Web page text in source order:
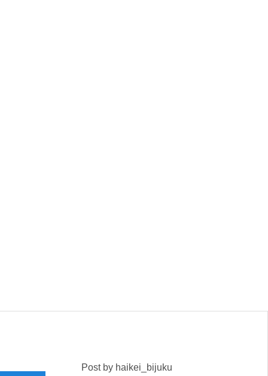
Post by haikei_bijuku